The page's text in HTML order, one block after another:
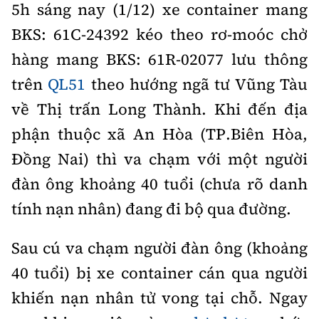
Nhà thầu
Mời thầu - Đấu thầu
Thi viết về GTVT
Gương sáng giao thông
Hậu trường sao
360 độ thể thao
Sản phẩm mới
Tư vấn
Thế giới
Thời sự Quốc tế
Hồ sơ tài liệu
Thế giới giao thông
Thế giới xây dựng
Đi ++
Du lịch
Khám phá
Lối sống
Ẩm thực
Video
Thời sự
Khám phá
Camera giao thông
Giải trí - Thể thao
Cơ quan chủ quản: Bộ Xây dựng
Giấy phép số: 03/GP-BVHTTDL, cấp ngày 1/4/2025.
Tòa soạn: Số 2 Nguyễn Công Hoan, phường Giảng Võ,
Hà Nội.
5h sáng nay (1/12) xe container mang
BKS: 61C-24392 kéo theo rơ-moóc chở
hàng mang BKS: 61R-02077 lưu thông
trên QL51 theo hướng ngã tư Vũng Tàu
về Thị trấn Long Thành. Khi đến địa
phận thuộc xã An Hòa (TP.Biên Hòa,
Đồng Nai) thì va chạm với một người
đàn ông khoảng 40 tuổi (chưa rõ danh
tính nạn nhân) đang đi bộ qua đường.
Sau cú va chạm người đàn ông (khoảng
40 tuổi) bị xe container cán qua người
khiến nạn nhân tử vong tại chỗ. Ngay